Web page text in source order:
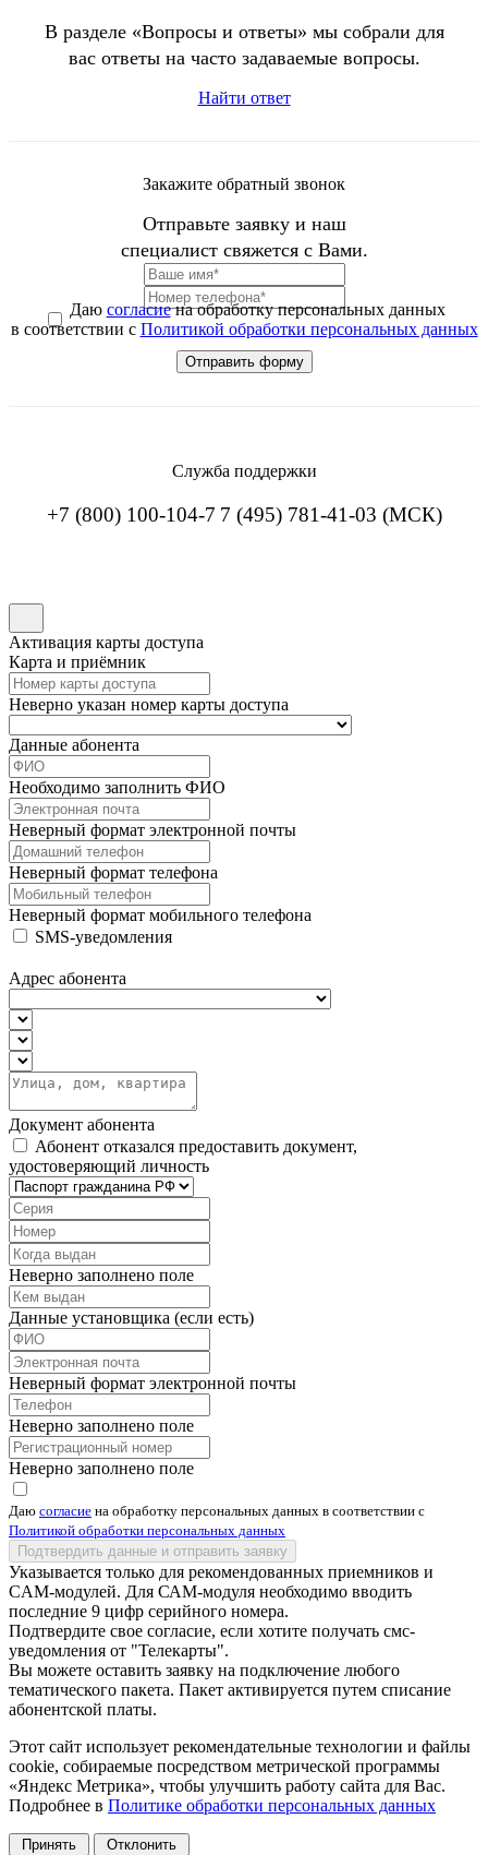
В разделе «Вопросы и ответы» мы собрали для
вас ответы на часто задаваемые вопросы.
Найти ответ
Закажите обратный звонок
Отправьте заявку и наш
специалист свяжется с Вами.
Даю согласиена обработку персональных данных
в соответствии с Политикой обработки персональных данных
Служба поддержки
+7 (800) 100-104-7 7 (495) 781-41-03 (МСК)
Активация карты доступа
Карта и приёмник
Неверно указан номер карты доступа
Данные абонента
Необходимо заполнить ФИО
Неверный формат электронной почты
Неверный формат телефона
Неверный формат мобильного телефона
SMS-уведомления
Адрес абонента
Документ абонента
Абонент отказался предоставить документ,
удостоверяющий личность
Неверно заполнено поле
Данные установщика (если есть)
Неверный формат электронной почты
Неверно заполнено поле
Неверно заполнено поле
Даю согласие на обработку персональных данных в соответствии с
Политикой обработки персональных данных
Подтвердить данные и отправить заявку
Указывается только для рекомендованных приемников и
CAM-модулей. Для САМ-модуля необходимо вводить
последние 9 цифр серийного номера.
Подтвердите свое согласие, если хотите получать смс-
уведомления от "Телекарты".
Вы можете оставить заявку на подключение любого
тематического пакета. Пакет активируется путем списание
абонентской платы.
Этот сайт использует рекомендательные технологии и файлы
cookie, собираемые посредством метрической программы
«Яндекс Метрика», чтобы улучшить работу сайта для Вас.
Подробнее в Политике обработки персональных данных
Принять Отклонить